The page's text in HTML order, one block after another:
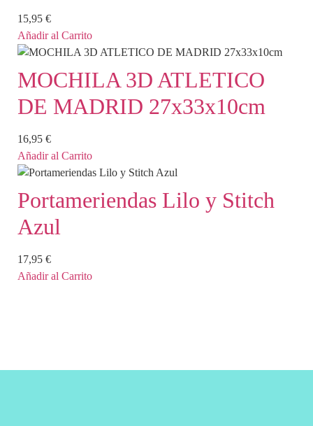
15,95 €
Añadir al Carrito
MOCHILA 3D ATLETICO
DE MADRID 27x33x10cm
16,95 €
Añadir al Carrito
Portameriendas Lilo y Stitch
Azul
17,95 €
Añadir al Carrito